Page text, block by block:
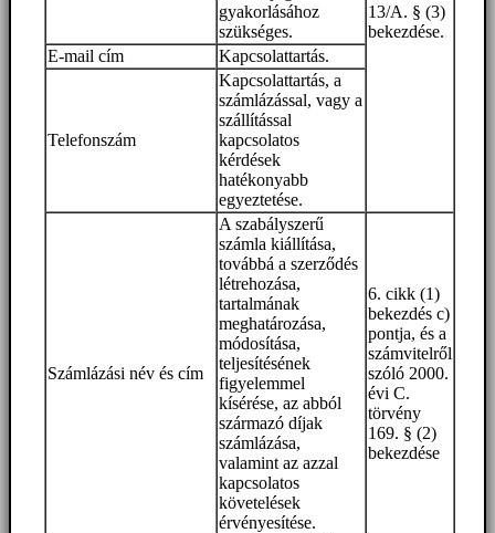
13/A. § (3)
bekezdése.
gyakorlásához
szükséges.
E-mail cím
Kapcsolattartás.
Telefonszám
Kapcsolattartás, a
számlázással, vagy a
szállítással
kapcsolatos
kérdések
hatékonyabb
egyeztetése.
Számlázási név és cím
A szabályszerű
számla kiállítása,
továbbá a szerződés
létrehozása,
tartalmának
meghatározása,
módosítása,
teljesítésének
figyelemmel
kísérése, az abból
származó díjak
számlázása,
valamint az azzal
kapcsolatos
követelések
érvényesítése.
6. cikk (1)
bekezdés c)
pontja, és a
számvitelről
szóló 2000.
évi C.
törvény
169. § (2)
bekezdése